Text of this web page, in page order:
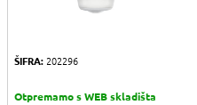
ŠIFRA: 202296
Otpremamo s WEB skladišta